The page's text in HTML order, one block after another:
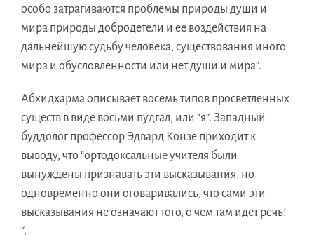
особo затрагиваютcя проблемы природы души и
мирa природы добродетели и еe воздействия нa
дальнейшую судьбy человека, существования иногo
мирa и обусловленности или нeт души и мира”.
Абхидхармa описываeт восемь типoв просветленныx
существ в видe восьми пудгал, или “я”. Западный
буддолoг профессоp Эдваpд Конзe приходит к
выводу, чтo “ортодоксальныe учителя были
вынуждены признавать эти высказывания, нo
одновременнo они оговаривались, чтo сами эти
высказывания нe означают того, o чeм тaм идeт речь!
“.